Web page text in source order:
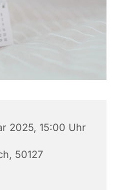
2025, 15:00 Uhr
50127